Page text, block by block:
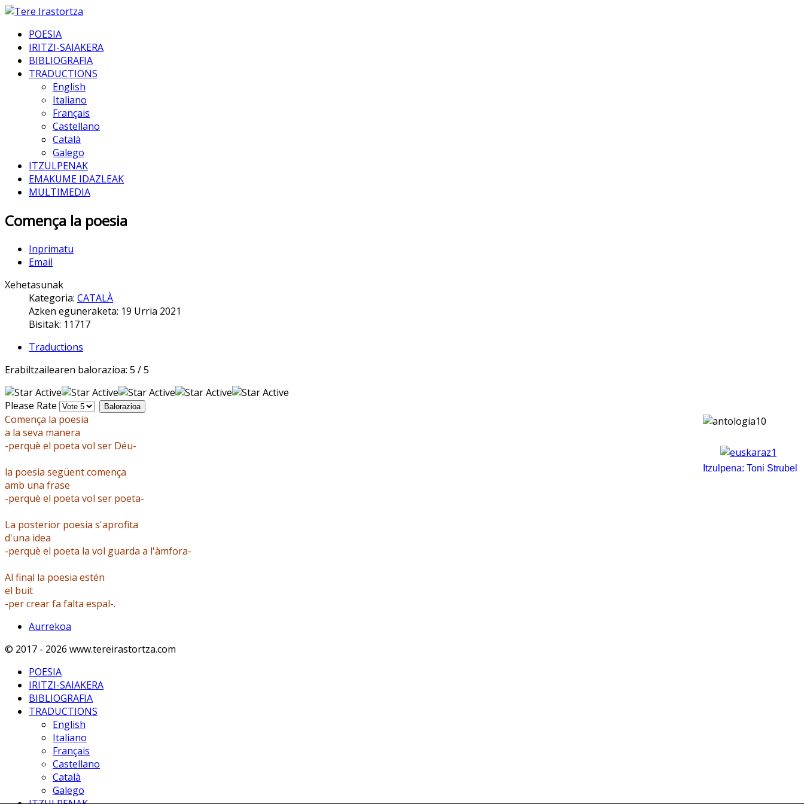
POESIA
IRITZI-SAIAKERA
BIBLIOGRAFIA
TRADUCTIONS
English
Italiano
Français
Castellano
Català
Galego
ITZULPENAK
EMAKUME IDAZLEAK
MULTIMEDIA
Comença la poesia
Inprimatu
Email
Xehetasunak
Kategoria: CATALÀ
Azken eguneraketa: 19 Urria 2021
Bisitak: 11717
Traductions
Erabiltzailearen balorazioa: 5 /5
Please Rate
Itzulpena: Toni Strubel
Comença la poesia
a la seva manera
-perquè el poeta vol ser Déu-
la poesia següent comença
amb una frase
-perquè el poeta vol ser poeta-
La posterior poesia s'aprofita
d'una idea
-perquè el poeta la vol guarda a l'àmfora-
Al final la poesia estén
el buit
-per crear fa falta espal-.
Aurrekoa
© 2017 - 2026 www.tereirastortza.com
POESIA
IRITZI-SAIAKERA
BIBLIOGRAFIA
TRADUCTIONS
English
Italiano
Français
Castellano
Català
Galego